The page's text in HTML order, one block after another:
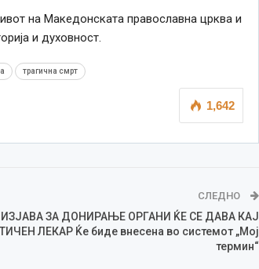
на Македонската православна црква и
и духовност.
трагична смрт
1,642
СЛЕДНО
ИЗЈАВА ЗА ДОНИРАЊЕ ОРГАНИ ЌЕ СЕ ДАВА КАЈ
ЛЕКАР Ќе биде внесена во системот „Мој
термин“